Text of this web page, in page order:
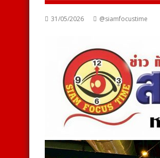
31/05/2026 @siamfocustime